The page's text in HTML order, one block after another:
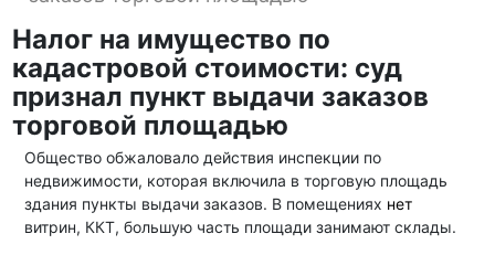
Налог на имущество по
кадастровой стоимости: суд
признал пункт выдачи заказов
торговой площадью
Общество обжаловало действия инспекции по
недвижимости, которая включила в торговую площадь
здания пункты выдачи заказов. В помещениях нет
витрин, ККТ, большую часть площади занимают склады.